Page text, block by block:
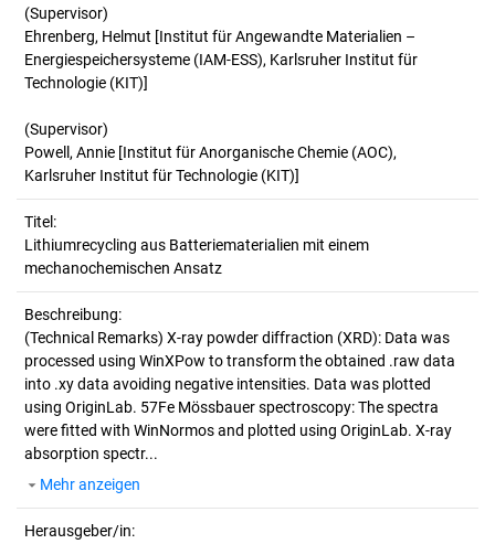
(Supervisor)
Ehrenberg, Helmut [Institut für Angewandte Materialien –
Energiespeichersysteme (IAM-ESS), Karlsruher Institut für
Technologie (KIT)]
(Supervisor)
Powell, Annie [Institut für Anorganische Chemie (AOC),
Karlsruher Institut für Technologie (KIT)]
Titel:
Lithiumrecycling aus Batteriematerialien mit einem
mechanochemischen Ansatz
Beschreibung:
(Technical Remarks) X-ray powder diffraction (XRD): Data was
processed using WinXPow to transform the obtained .raw data
into .xy data avoiding negative intensities. Data was plotted
using OriginLab. 57Fe Mössbauer spectroscopy: The spectra
were fitted with WinNormos and plotted using OriginLab. X-ray
absorption spectr...
Mehr anzeigen
Herausgeber/in: